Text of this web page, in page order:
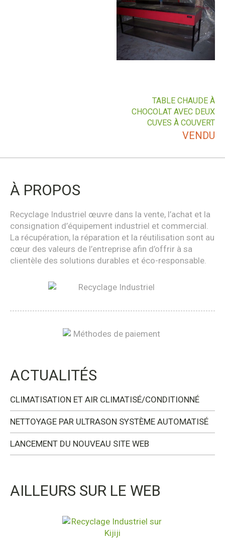
TABLE CHAUDE À
CHOCOLAT AVEC DEUX
CUVES À COUVERT
VENDU
À PROPOS
Recyclage Industriel œuvre dans la vente, l’achat et la
consignation d’équipement industriel et commercial.
La récupération, la réparation et la réutilisation sont au
cœur des valeurs de l’entreprise afin d’offrir à sa
clientèle des solutions durables et éco-responsable.
ACTUALITÉS
CLIMATISATION ET AIR CLIMATISÉ/CONDITIONNÉ
NETTOYAGE PAR ULTRASON SYSTÈME AUTOMATISÉ
LANCEMENT DU NOUVEAU SITE WEB
AILLEURS SUR LE WEB